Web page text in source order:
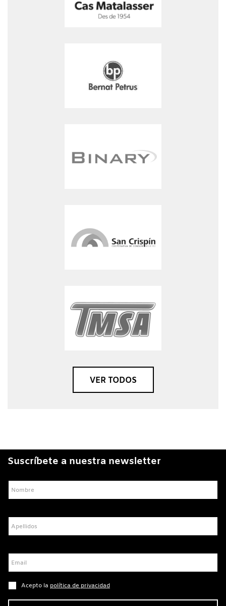
VER TODOS
Suscríbete a nuestra newsletter
Nombre
Apellidos
Email
Acepto la política de privacidad